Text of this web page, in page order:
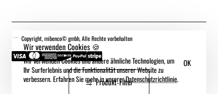
Wir verwenden Cookies 🍪
Wir verwenden Cookies und andere ähnliche Technologien, um
Ihr Surferlebnis und die Funktionalität unserer Website zu
verbessern. Erfahren Sie mehr in unserer.Datenschutzrichtlinie.
OK
Copyright, mibenco© gmbh, Alle Rechte vorbehalten
Produkt-Filter